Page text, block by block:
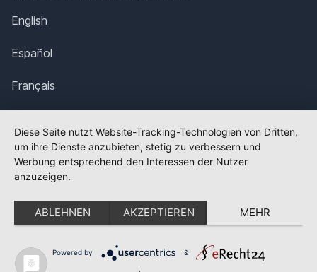
English
Español
Français
Polska
Português
Nederlands
Svenska
Diese Seite nutzt Website-Tracking-Technologien von Dritten,
um ihre Dienste anzubieten, stetig zu verbessern und
Werbung entsprechend den Interessen der Nutzer
anzuzeigen.
ABLEHNEN AKZEPTIEREN MEHR
Powered by &